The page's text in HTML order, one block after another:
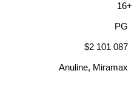
16+
PG
$2 101 087
Anuline, Miramax